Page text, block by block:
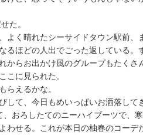
た。
よく晴れたシーサイドタウン駅前、
るほどの人出でごった返している
からお出かけ風のグループもたく
こに見られた。
らえるかな。
て、今日もめいっぱいお洒落して
おろしたてのニーハイブーツで、
わせる。これが本日の柚春のコー